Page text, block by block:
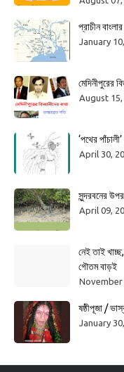
প্রাচীন
January
মেদিনীপুরের
August 15,
‘পথের
April 30,
সুন্দরবনের
April 09,
নেই তাই
গৌতম বাড়ই
November
ষষ্ঠীপূজা /
January